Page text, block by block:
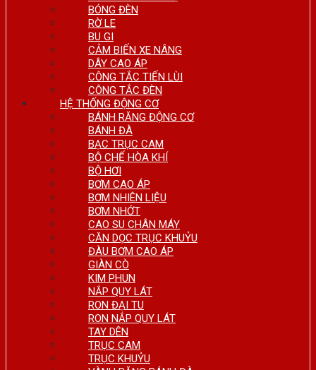
BÓNG ĐÈN
RỜ LE
BU GI
CẢM BIẾN XE NÂNG
DÂY CAO ÁP
CÔNG TẮC TIẾN LÙI
CÔNG TẮC ĐÈN
HỆ THỐNG ĐỘNG CƠ
BÁNH RĂNG ĐỘNG CƠ
BÁNH ĐÀ
BẠC TRỤC CAM
BỘ CHẾ HÒA KHÍ
BỘ HƠI
BƠM CAO ÁP
BƠM NHIÊN LIỆU
BƠM NHỚT
CAO SU CHÂN MÁY
CĂN DỌC TRỤC KHUỶU
ĐÀU BƠM CAO ÁP
GIÀN CÒ
KIM PHUN
NẮP QUY LÁT
RON ĐẠI TU
RON NẮP QUY LÁT
TAY DÊN
TRỤC CAM
TRỤC KHUỶU